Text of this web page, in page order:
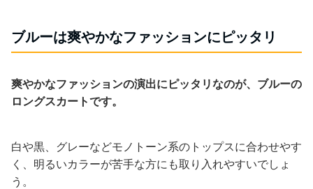
ブルーは爽やかなファッションにピッタリ
爽やかなファッションの演出にピッタリなのが、ブルーの
ロングスカートです。
白や黒、グレーなどモノトーン系のトップスに合わせやす
く、明るいカラーが苦手な方にも取り入れやすいでしょ
う。